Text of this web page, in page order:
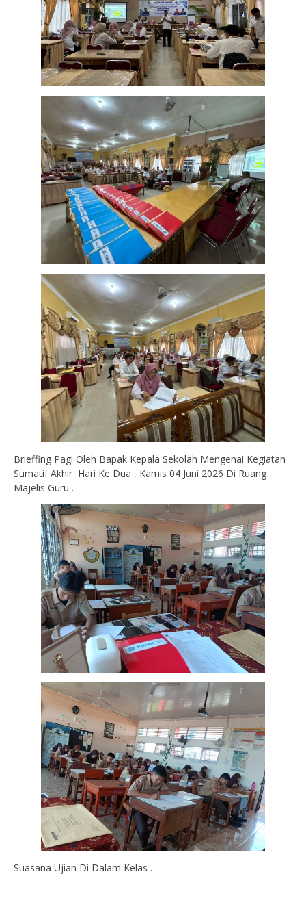
Brieffing Pagi Oleh Bapak Kepala Sekolah Mengenai Kegiatan
Sumatif Akhir Hari Ke Dua , Kamis 04 Juni 2026 Di Ruang
Majelis Guru .
Suasana Ujian Di Dalam Kelas .